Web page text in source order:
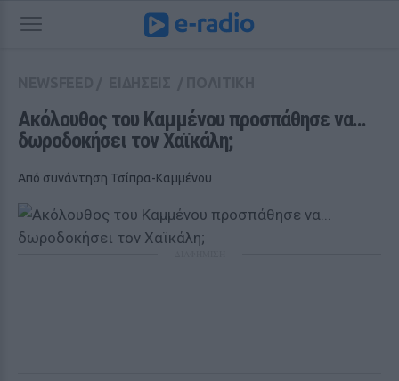
Ακόλουθος του Καμμένου προσπάθησε να...
δωροδοκήσει τον Χαϊκάλη;
Από συνάντηση Τσίπρα-Καμμένου